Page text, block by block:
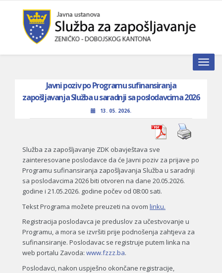
Toggle
Javni poziv po Programu sufinansiranja
zapošljavanja Služba u saradnji sa poslodavcima 2026
13. 05. 2026.
Služba za zapošljavanje ZDK obavještava sve
zainteresovane poslodavce da će Javni poziv za prijave po
Programu sufinansiranja zapošljavanja Služba u saradnji
sa poslodavcima 2026 biti otvoren na dane 20.05.2026.
godine i 21.05.2026. godine počev od 08:00 sati.
Tekst Programa možete preuzeti na ovom linku.
Registracija poslodavca je preduslov za učestvovanje u
Programu, a mora se izvršiti prije podnošenja zahtjeva za
sufinansiranje. Poslodavac se registruje putem linka na
web portalu Zavoda: www.fzzz.ba.
Poslodavci, nakon uspješno okončane registracije,